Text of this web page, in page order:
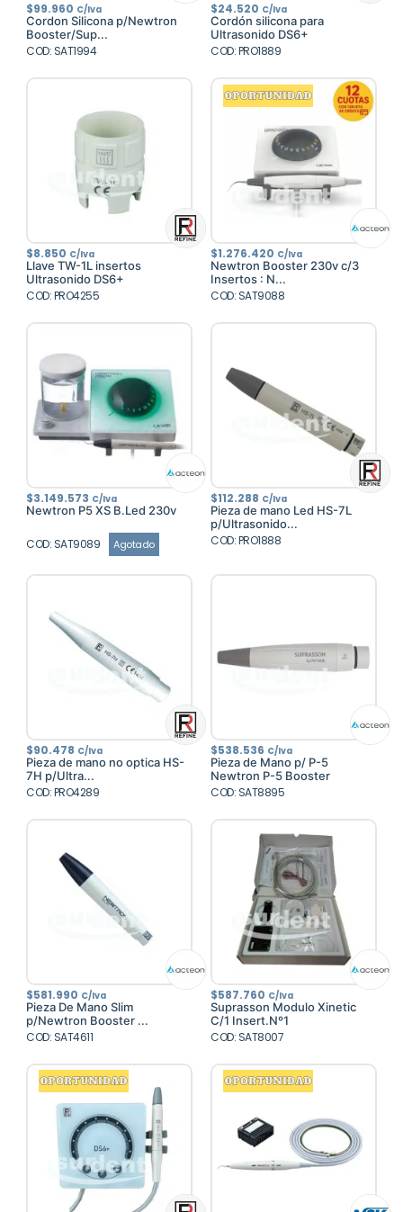
$99.960 C/Iva
Cordon Silicona p/Newtron
Booster/Sup...
COD: SAT1994
$24.520 C/Iva
Cordón silicona para
Ultrasonido DS6+
COD: PRO1889
$8.850 C/Iva
Llave TW-1L insertos
Ultrasonido DS6+
COD: PRO4255
$1.276.420 C/Iva
Newtron Booster 230v c/3
Insertos : N...
COD: SAT9088
$3.149.573 C/Iva
Newtron P5 XS B.Led 230v
COD: SAT9089 Agotado
$112.288 C/Iva
Pieza de mano Led HS-7L
p/Ultrasonido...
COD: PRO1888
$90.478 C/Iva
Pieza de mano no optica HS-
7H p/Ultra...
COD: PRO4289
$538.536 C/Iva
Pieza de Mano p/ P-5
Newtron P-5 Booster
COD: SAT8895
$581.990 C/Iva
Pieza De Mano Slim
p/Newtron Booster ...
COD: SAT4611
$587.760 C/Iva
Suprasson Modulo Xinetic
C/1 Insert.Nº1
COD: SAT8007